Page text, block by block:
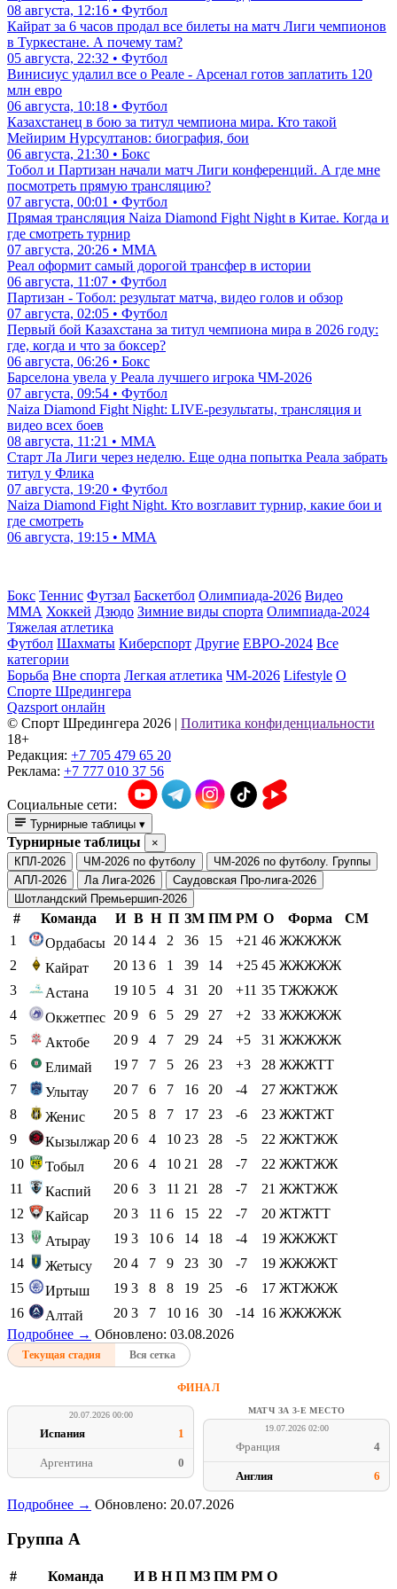
08 августа, 12:16 • Футбол
Кайрат за 6 часов продал все билеты на матч Лиги чемпионов
в Туркестане. А почему там?
05 августа, 22:32 • Футбол
Винисиус удалил все о Реале - Арсенал готов заплатить 120
млн евро
06 августа, 10:18 • Футбол
Казахстанец в бою за титул чемпиона мира. Кто такой
Мейирим Нурсултанов: биография, бои
06 августа, 21:30 • Бокс
Тобол и Партизан начали матч Лиги конференций. А где мне
посмотреть прямую трансляцию?
07 августа, 00:01 • Футбол
Прямая трансляция Naiza Diamond Fight Night в Китае. Когда и
где смотреть турнир
07 августа, 20:26 • ММА
Реал оформит самый дорогой трансфер в истории
06 августа, 11:07 • Футбол
Партизан - Тобол: результат матча, видео голов и обзор
07 августа, 02:05 • Футбол
Первый бой Казахстана за титул чемпиона мира в 2026 году:
где, когда и что за боксер?
06 августа, 06:26 • Бокс
Барселона увела у Реала лучшего игрока ЧМ-2026
07 августа, 09:54 • Футбол
Naiza Diamond Fight Night: LIVE-результаты, трансляция и
видео всех боев
08 августа, 11:21 • ММА
Старт Ла Лиги через неделю. Еще одна попытка Реала забрать
титул у Флика
07 августа, 19:20 • Футбол
Naiza Diamond Fight Night. Кто возглавит турнир, какие бои и
где смотреть
06 августа, 19:15 • ММА
Бокс Теннис Футзал Баскетбол Олимпиада-2026 Видео
ММА Хоккей Дзюдо Зимние виды спорта Олимпиада-2024
Тяжелая атлетика
Футбол Шахматы Киберспорт Другие ЕВРО-2024 Все
категории
Борьба Вне спорта Легкая атлетика ЧМ-2026 Lifestyle О
Спорте Шредингера
Qazsport онлайн
© Cпорт Шредингера 2026 | Политика конфиденциальности
18+
Редакция: +7 705 479 65 20
Реклама: +7 777 010 37 56
Социальные сети:
Турнирные таблицы ▾
Турнирные таблицы
×
КПЛ-2026
ЧМ-2026 по футболу
ЧМ-2026 по футболу. Группы
АПЛ-2026
Ла Лига-2026
Саудовская Про-лига-2026
Шотландский Премьершип-2026
# Команда И В Н П ЗМ ПМ РМ О Форма
СМ
1
Ордабасы 20 14 4 2 36 15 +21 46 ЖЖЖЖЖ
2
Кайрат 20 13 6 1 39 14 +25 45 ЖЖЖЖЖ
3
Астана 19 10 5 4 31 20 +11 35 ТЖЖЖЖ
4
Окжетпес 20 9 6 5 29 27 +2 33 ЖЖЖЖЖ
5
Актобе 20 9 4 7 29 24 +5 31 ЖЖЖЖЖ
6
Елимай 19 7 7 5 26 23 +3 28 ЖЖЖТТ
7
Улытау 20 7 6 7 16 20 -4 27 ЖЖТЖЖ
8
Женис 20 5 8 7 17 23 -6 23 ЖЖТЖТ
9
Кызылжар 20 6 4 10 23 28 -5 22 ЖЖТЖЖ
10
Тобыл 20 6 4 10 21 28 -7 22 ЖЖТЖЖ
11
Каспий 20 6 3 11 21 28 -7 21 ЖЖТЖЖ
12
Кайсар 20 3 11 6 15 22 -7 20 ЖТЖТТ
13
Атырау 19 3 10 6 14 18 -4 19 ЖЖЖЖТ
14
Жетысу 20 4 7 9 23 30 -7 19 ЖЖЖЖТ
15
Иртыш 19 3 8 8 19 25 -6 17 ЖТЖЖЖ
16
Алтай 20 3 7 10 16 30 -14 16 ЖЖЖЖЖ
Подробнее → Обновлено: 03.08.2026
Текущая стадия Вся сетка
ФИНАЛ
20.07.2026 00:00
Испания 1
Аргентина 0
МАТЧ ЗА 3-Е МЕСТО
19.07.2026 02:00
Франция 4
Англия 6
Подробнее → Обновлено: 20.07.2026
Группа A
# Команда И В Н П МЗ ПМ РМ О